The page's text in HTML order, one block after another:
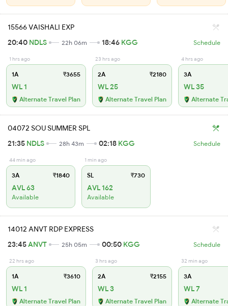
15566 VAISHALI EXP
20:40 NDLS 22h 06m 18:46 KGG Schedule
1 hrs ago
1A ₹3655
WL 1
Alternate Travel Plan
23 hrs ago
2A ₹2180
WL 25
Alternate Travel Plan
4 hrs ago
3A
WL 35
Alternate
04072 SOU SUMMER SPL
21:35 NDLS 28h 43m 02:18 KGG Schedule
44 min ago
3A ₹1840
AVL 63
Available
1 min ago
SL ₹730
AVL 162
Available
14012 ANVT RDP EXPRESS
23:45ANVT 25h 05m 00:50 KGG Schedule
22 hrs ago
1A ₹3610
WL 1
Alternate Travel Plan
3 hrs ago
2A ₹2155
WL 3
Alternate Travel Plan
32 min ago
3A
WL 7
Alternate